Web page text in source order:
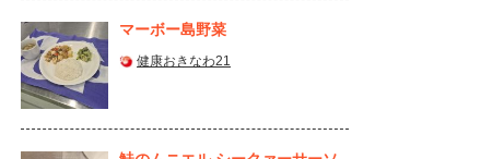
マーボー島野菜
健康おきなわ21